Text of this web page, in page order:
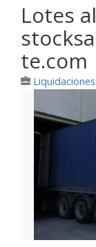
Lotes
te.com
Liquidaciones